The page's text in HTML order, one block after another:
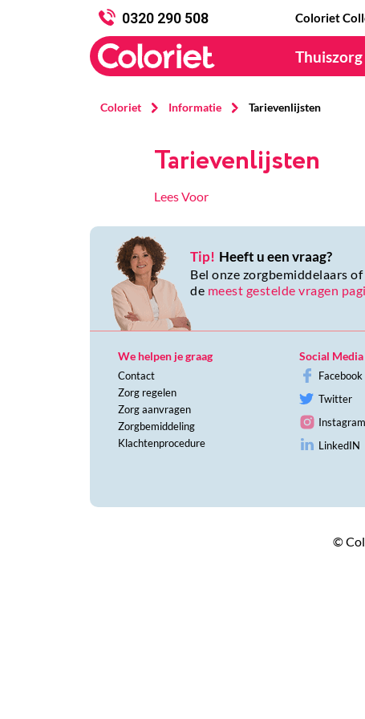
0320 290 508 Coloriet
Thuiszorg
Coloriet Informatie Tarievenlijsten
Tarievenlijsten
Lees Voor
Tip! Heeft u een vraag?
Bel onze zorgbemiddelaars
de meest gestelde vragen
We helpen je graag
Contact
Zorg regelen
Zorg aanvragen
Zorgbemiddeling
Klachtenprocedure
Social Media
Facebook
Twitter
Instagram
LinkedIN
©